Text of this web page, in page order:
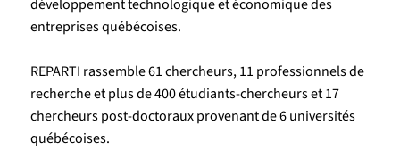
développement technologique et économique des
entreprises québécoises.
REPARTI rassemble 61 chercheurs, 11 professionnels de
recherche et plus de 400 étudiants-chercheurs et 17
chercheurs post-doctoraux provenant de 6 universités
québécoises.